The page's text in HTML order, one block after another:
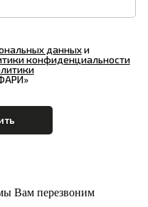
данныхи
конфиденциальности
Вам перезвоним